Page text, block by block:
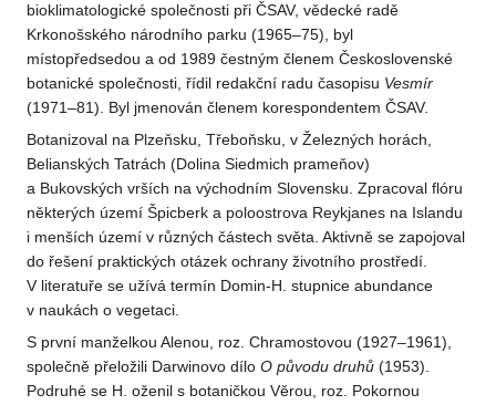
bioklimatologické společnosti při ČSAV, vědecké radě
Krkonošského národního parku (1965–75), byl
místopředsedou a od 1989 čestným členem Československé
botanické společnosti, řídil redakční radu časopisu Vesmír
(1971–81). Byl jmenován členem korespondentem ČSAV.
Botanizoval na Plzeňsku, Třeboňsku, v Železných horách,
Belianských Tatrách (Dolina Siedmich prameňov)
a Bukovských vrších na východním Slovensku. Zpracoval flóru
některých území Špicberk a poloostrova Reykjanes na Islandu
i menších území v různých částech světa. Aktivně se zapojoval
do řešení praktických otázek ochrany životního prostředí.
V literatuře se užívá termín Domin-H. stupnice abundance
v naukách o vegetaci.
S první manželkou Alenou, roz. Chramostovou (1927–1961),
společně přeložili Darwinovo dílo O původu druhů (1953).
Podruhé se H. oženil s botaničkou Věrou, roz. Pokornou